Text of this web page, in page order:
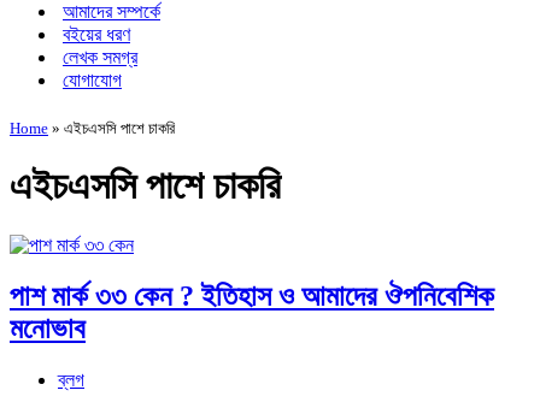
আমাদের সম্পর্কে
বইয়ের ধরণ
লেখক সমগ্র
যোগাযোগ
Home » এইচএসসি পাশে চাকরি
এইচএসসি পাশে চাকরি
পাশ মার্ক ৩৩ কেন ? ইতিহাস ও আমাদের ঔপনিবেশিক
মনোভাব
ব্লগ